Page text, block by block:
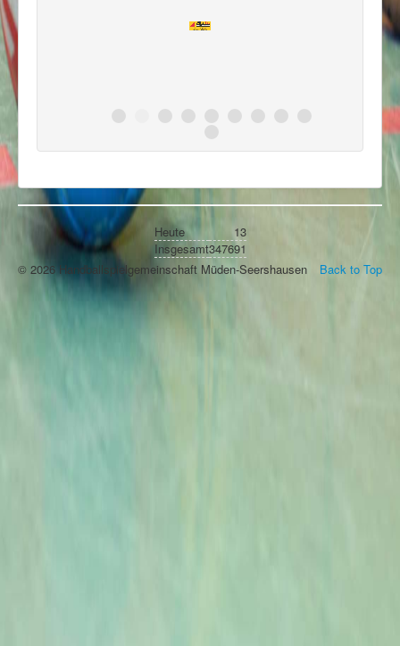
Heute
13
Insgesamt347691
Back to Top
© 2026 Handballspielgemeinschaft Müden-Seershausen